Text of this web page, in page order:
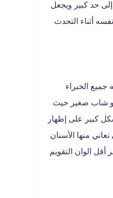
حد كبير ويجعل
أثناء التحدث
جميع الخبراء
أو شاب صغير حيث
كبير على إظهار
منها الأسنان
أقل الوان التقويم